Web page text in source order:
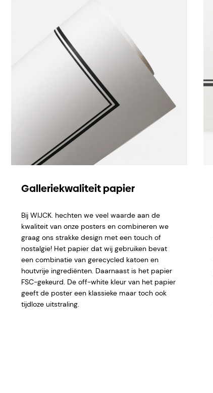
Galleriekwaliteit papier
Bij WIJCK. hechten we veel waarde aan de
kwaliteit van onze posters en combineren we
graag ons strakke design met een touch of
nostalgie! Het papier dat wij gebruiken bevat
een combinatie van gerecycled katoen en
houtvrije ingrediënten. Daarnaast is het papier
FSC-gekeurd. De off-white kleur van het papier
geeft de poster een klassieke maar toch ook
tijdloze uitstraling.